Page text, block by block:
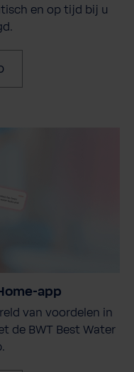
en op tijd bij u
app
van voordelen in
de BWT Best Water